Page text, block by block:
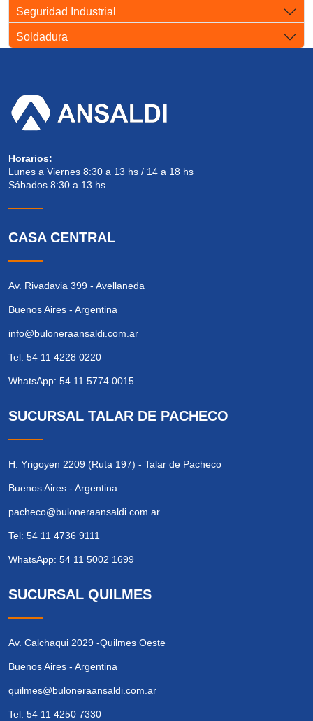
Seguridad Industrial
Soldadura
Horarios:
Lunes a Viernes 8:30 a 13 hs / 14 a 18 hs
Sábados 8:30 a 13 hs
CASA CENTRAL
Av. Rivadavia 399 - Avellaneda
Buenos Aires - Argentina
info@buloneraansaldi.com.ar
Tel: 54 11 4228 0220
WhatsApp: 54 11 5774 0015
SUCURSAL TALAR DE PACHECO
H. Yrigoyen 2209 (Ruta 197) - Talar de Pacheco
Buenos Aires - Argentina
pacheco@buloneraansaldi.com.ar
Tel: 54 11 4736 9111
WhatsApp: 54 11 5002 1699
SUCURSAL QUILMES
Av. Calchaqui 2029 -Quilmes Oeste
Buenos Aires - Argentina
quilmes@buloneraansaldi.com.ar
Tel: 54 11 4250 7330